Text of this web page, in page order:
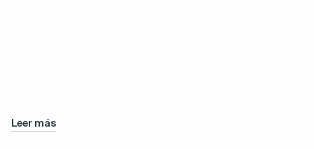
Leer más